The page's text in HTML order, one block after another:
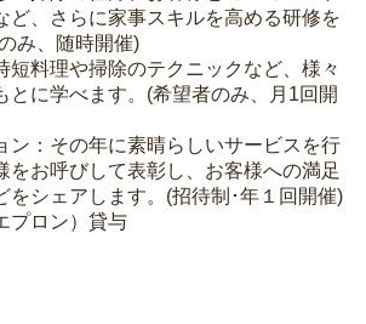
ど、さらに家事スキルを高める研修を
み、随時開催)
短料理や掃除のテクニックなど、様々
とに学べます。(希望者のみ、月1回開
ン：その年に素晴らしいサービスを行
をお呼びして表彰し、お客様への満足
をシェアします。(招待制･年１回開催)
プロン）貸与